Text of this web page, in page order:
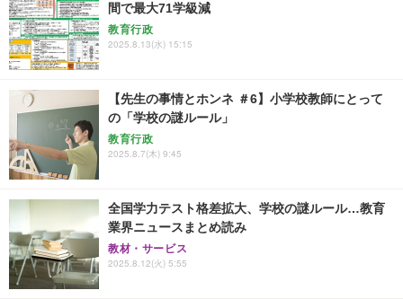
間で最大71学級減
教育行政
2025.8.13(水) 15:15
【先生の事情とホンネ ＃6】小学校教師にとって
の「学校の謎ルール」
教育行政
2025.8.7(木) 9:45
全国学力テスト格差拡大、学校の謎ルール…教育
業界ニュースまとめ読み
教材・サービス
2025.8.12(火) 5:55